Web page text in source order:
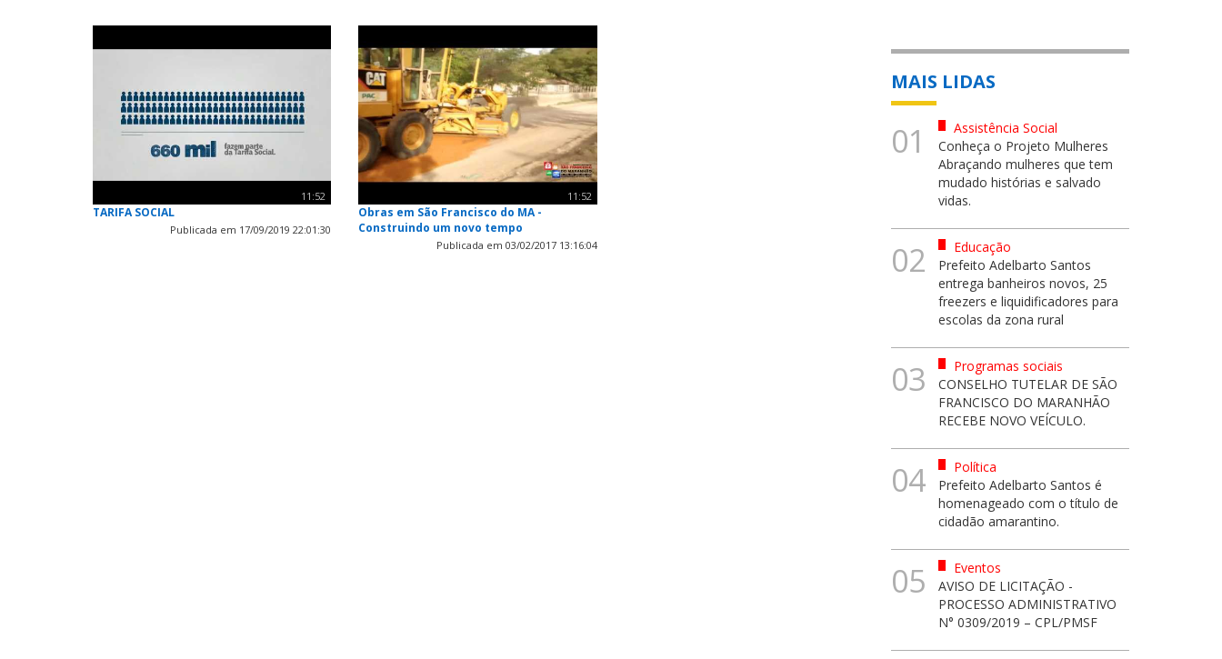
11:52
TARIFA SOCIAL
Publicada em 17/09/2019 22:01:30
11:52
Obras em São Francisco do MA -
Construindo um novo tempo
Publicada em 03/02/2017 13:16:04
MAIS LIDAS
01
Assistência Social
Conheça o Projeto Mulheres
Abraçando mulheres que tem
mudado histórias e salvado
vidas.
02
Educação
Prefeito Adelbarto Santos
entrega banheiros novos, 25
freezers e liquidificadores para
escolas da zona rural
03
Programas sociais
CONSELHO TUTELAR DE SÃO
FRANCISCO DO MARANHÃO
RECEBE NOVO VEÍCULO.
04
Política
Prefeito Adelbarto Santos é
homenageado com o título de
cidadão amarantino.
05
Eventos
AVISO DE LICITAÇÃO -
PROCESSO ADMINISTRATIVO
N° 0309/2019 – CPL/PMSF